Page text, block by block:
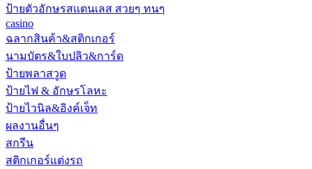
ป้ายตัวอักษรสแตนเลส สวยๆ ทนๆ
casino
ฉลากสินค้า&สติกเกอร์
นามบัตร&ใบปลิว&การ์ด
ป้ายพลาสวูด
ป้ายไฟ & อักษรโลหะ
ป้ายไวนิล&อิงค์เจ็ท
ผลงานอื่นๆ
สกรีน
สติกเกอร์แต่งรถ